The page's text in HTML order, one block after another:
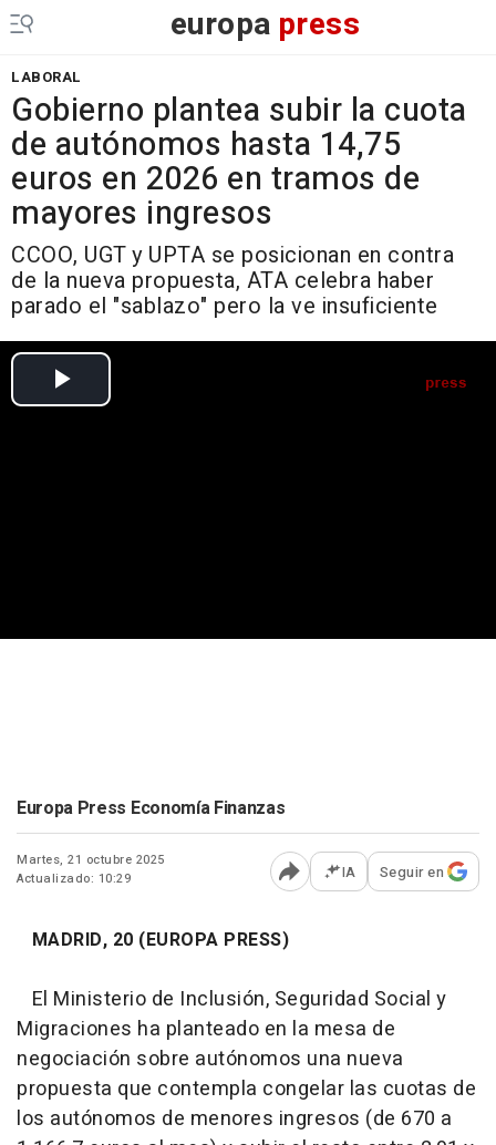
europa press
LABORAL
Gobierno plantea subir la cuota
de autónomos hasta 14,75
euros en 2026 en tramos de
mayores ingresos
CCOO, UGT y UPTA se posicionan en contra
de la nueva propuesta, ATA celebra haber
parado el "sablazo" pero la ve insuficiente
Europa Press Economía Finanzas
Martes, 21 octubre 2025
Actualizado: 10:29
Abrir opciones para
IA Seguir en
MADRID, 20 (EUROPA PRESS)
El Ministerio de Inclusión, Seguridad Social y
Migraciones ha planteado en la mesa de
negociación sobre autónomos una nueva
propuesta que contempla congelar las cuotas de
los autónomos de menores ingresos (de 670 a